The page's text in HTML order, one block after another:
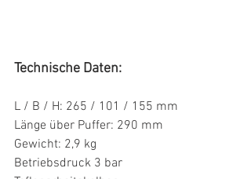
Technische Daten:
L / B / H: 265 / 101 / 155 mm
Länge über Puffer: 290 mm
Gewicht: 2,9 kg
Betriebsdruck 3 bar